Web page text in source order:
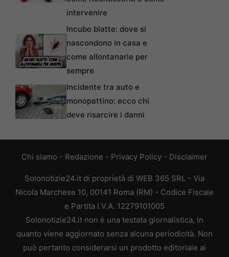
intervenire
Incubo blatte: dove si
nascondono in casa e
come allontanarle per
sempre
Incidente tra auto e
monopattino: ecco chi
deve risarcire i danni
Chi siamo - Redazione - Privacy Policy - Disclaimer
Solonotizie24.it di proprietà di WEB 365 SRL - Via
Nicola Marchese 10, 00141 Roma (RM) - Codice Fiscale
e Partita I.V.A. 12279101005
Solonotizie24.it non è una testata giornalistica, in
quanto viene aggiornato senza alcuna periodicità. Non
può pertanto considerarsi un prodotto editoriale ai